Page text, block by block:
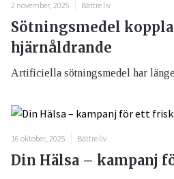
2 november, 2025 Bättre liv
Sötningsmedel
hjärnåldrande
Artificiella sötningsmedel har länge
16 oktober, 2025 Bättre liv
Din Hälsa – kampanj